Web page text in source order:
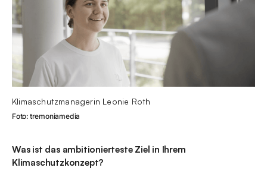
Klimaschutzmanagerin Leonie Roth
Foto: tremoniamedia
Was ist das ambitionierteste Ziel in Ihrem
Klimaschutzkonzept?